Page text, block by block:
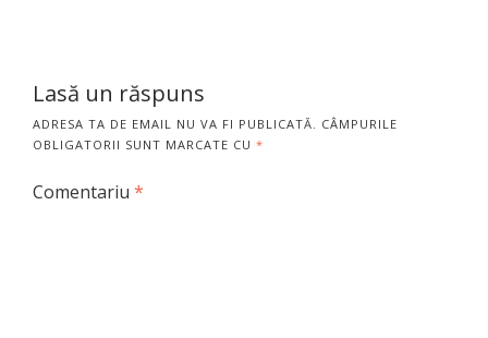
Lasă un răspuns
ADRESA TA DE EMAIL NU VA FI PUBLICATĂ. CÂMPURILE
OBLIGATORII SUNT MARCATE CU *
Comentariu *